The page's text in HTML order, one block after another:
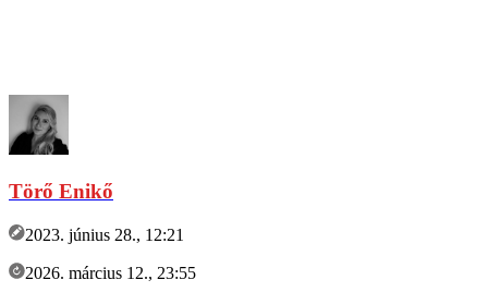
Törő Enikő
2023. június 28., 12:21
2026. március 12., 23:55